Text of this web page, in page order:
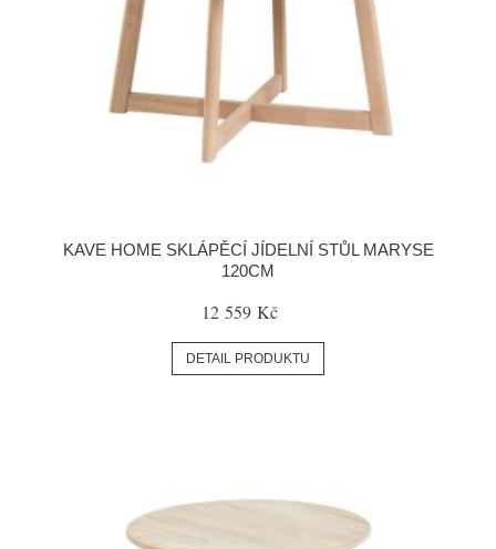
KAVE HOME SKLÁPĚCÍ JÍDELNÍ STŮL MARYSE
120CM
12 559 Kč
DETAIL PRODUKTU